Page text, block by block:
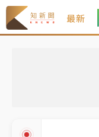
最新
處置制度大變革